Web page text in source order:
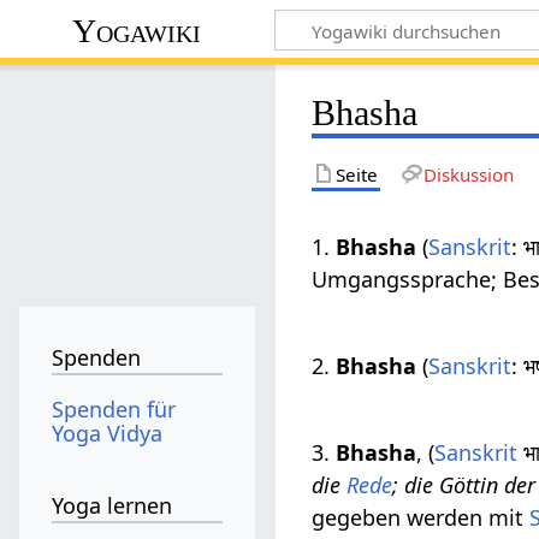
Yogawiki
Bhasha
Seite Diskussion
1. Bhasha (Sanskrit:
Umgangssprache;
2. Bhasha (Sanskrit:
3. Bhasha, (Sanskrit
die Rede; die Göttin
gegeben werden mit
Spenden
Spenden für
Yoga Vidya
Yoga lernen